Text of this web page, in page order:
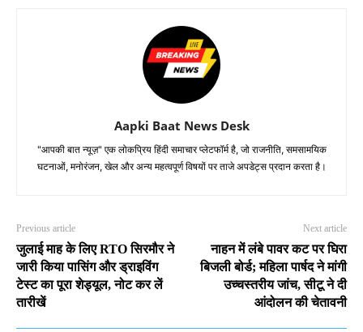
Aapki Baat News Desk
"आपकी बात न्यूज़" एक लोकप्रिय हिंदी समाचार प्लेटफॉर्म है, जो राजनीति, समसामयिक
घटनाओं, मनोरंजन, खेल और अन्य महत्वपूर्ण विषयों पर ताजे अपडेट्स प्रदान करता है।
Previous article
जुलाई माह के लिए RTO सिरमौर ने
जारी किया पासिंग और ड्राइविंग
टेस्ट का पूरा शेड्यूल, नोट कर लें
तारीखें
Next article
नाहन में लंबे पावर कट पर घिरा
बिजली बोर्ड; महिला पार्षद ने मांगी
उच्चस्तरीय जांच, सीटू ने दी
आंदोलन की चेतावनी